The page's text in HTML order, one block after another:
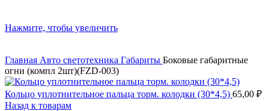
Нажмите, чтобы увеличить
Главная Авто светотехника Габариты Боковые габаритные
огни (компл 2шт)(FZD-003)
Кольцо уплотнительное пальца торм. колодки (30*4,5) 65,00 ₽
Назад к товарам